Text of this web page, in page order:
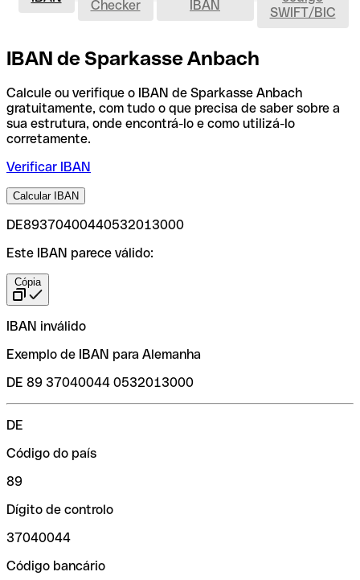
Checker
IBAN
SWIFT/BIC
IBAN de Sparkasse Anbach
Calcule ou verifique o IBAN de Sparkasse Anbach
gratuitamente, com tudo o que precisa de saber sobre a
sua estrutura, onde encontrá-lo e como utilizá-lo
corretamente.
Verificar IBAN
Calcular IBAN
DE89370400440532013000
Este IBAN parece válido:
Cópia
IBAN inválido
Exemplo de IBAN para Alemanha
DE 89 37040044 0532013000
DE
Código do país
89
Dígito de controlo
37040044
Código bancário